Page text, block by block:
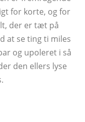
for korte, og for
der er tæt på
at se ting ti miles
og upoleret i så
den ellers lyse